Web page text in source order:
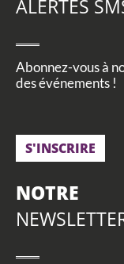
ALERTES
Abonnez-vous à
des événements !
S'INSCRIRE
NOTRE